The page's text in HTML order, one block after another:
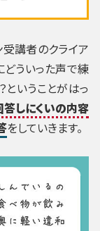
受講者のクライア
どういった声で練
ということがはっ
しにくいの内容
をしていきます。